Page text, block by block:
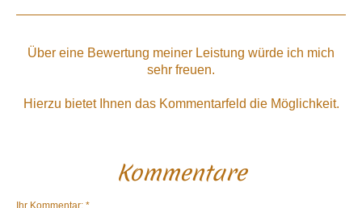
Über eine Bewertung meiner Leistung würde ich mich
sehr freuen.
Hierzu bietet Ihnen das Kommentarfeld die Möglichkeit.
Kommentare
Ihr Kommentar: *